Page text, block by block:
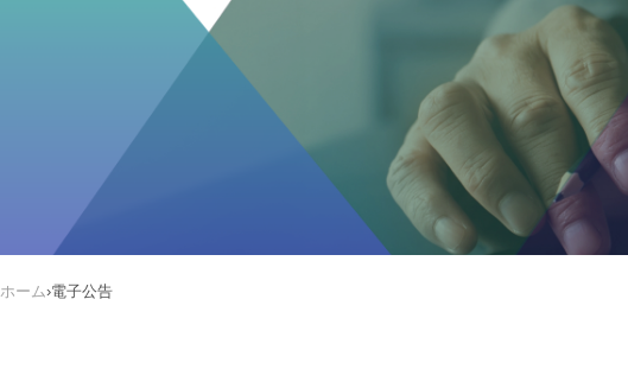
ホーム›電子公告